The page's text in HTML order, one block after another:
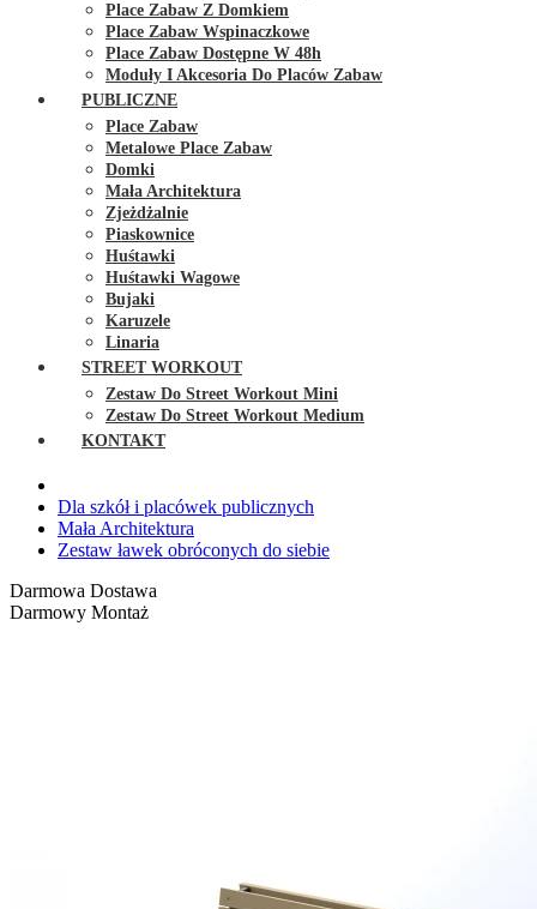
Place Zabaw Z Domkiem
Place Zabaw Wspinaczkowe
Place Zabaw Dostępne W 48h
Moduły I Akcesoria Do Placów Zabaw
PUBLICZNE
Place Zabaw
Metalowe Place Zabaw
Domki
Mała Architektura
Zjeżdżalnie
Piaskownice
Huśtawki
Huśtawki Wagowe
Bujaki
Karuzele
Linaria
STREET WORKOUT
Zestaw Do Street Workout Mini
Zestaw Do Street Workout Medium
KONTAKT
Dla szkół i placówek publicznych
Mała Architektura
Zestaw ławek obróconych do siebie
Darmowa Dostawa
Darmowy Montaż